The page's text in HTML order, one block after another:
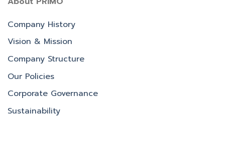
Company History
Vision & Mission
Company Structure
Our Policies
Corporate Governance
Sustainability